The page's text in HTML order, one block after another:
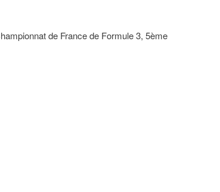
de France de Formule 3, 5ème